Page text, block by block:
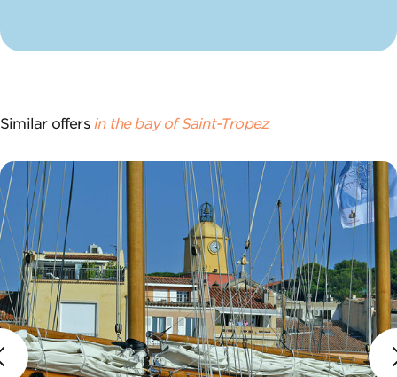
Similar offers in the bay of Saint-Tropez